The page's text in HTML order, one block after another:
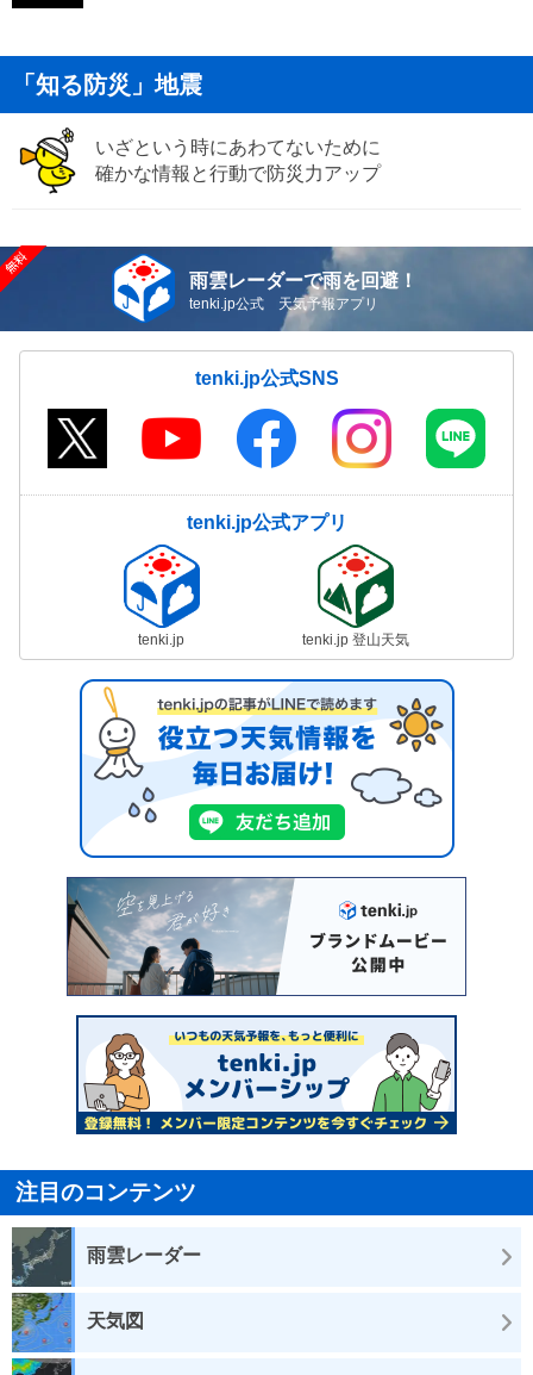
「知る防災」地震
いざという時にあわてないために
確かな情報と行動で防災力アップ
雨雲レーダーで雨を回避！
tenki.jp公式 天気予報アプリ
tenki.jp公式SNS
tenki.jp公式アプリ
tenki.jp tenki.jp 登山天気
注目のコンテンツ
雨雲レーダー
天気図